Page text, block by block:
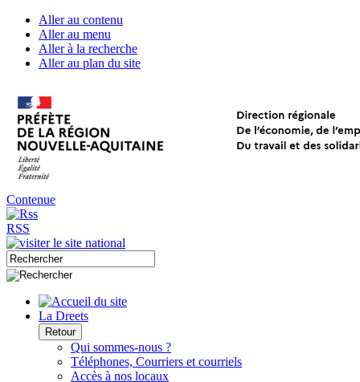
Aller au contenu
Aller au menu
Aller à la recherche
Aller au plan du site
Contenue
RSS
La Dreets
Retour
Qui sommes-nous ?
Téléphones, Courriers et courriels
Accès à nos locaux